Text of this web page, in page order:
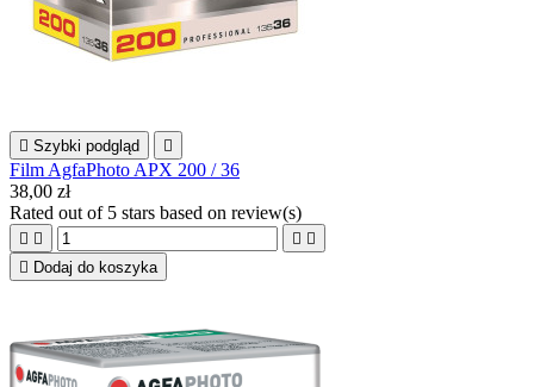
 Szybki podgląd 
Film AgfaPhoto APX 200 / 36
38,00 zł
Rated out of 5 stars based on review(s)
   
 Dodaj do koszyka